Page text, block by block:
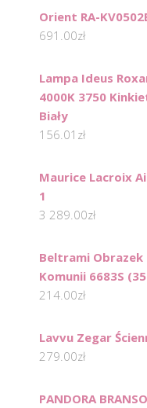
Orient RA-
691.00zł
Lampa Ideus
4000K 3750
Biały
156.01 zł
Maurice Lacroix
1
3 289.00zł
Beltrami Obrazek
Komunii 6683S
214.00zł
Lavvu Zegar
279.00zł
PANDORA